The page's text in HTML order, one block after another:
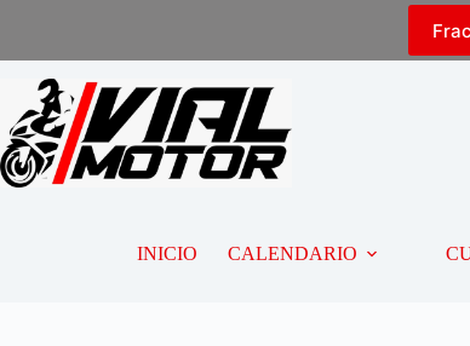
INICIO CALENDARIO